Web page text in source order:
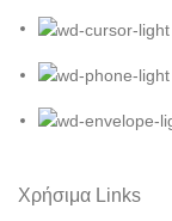
Χρήσιμα Links